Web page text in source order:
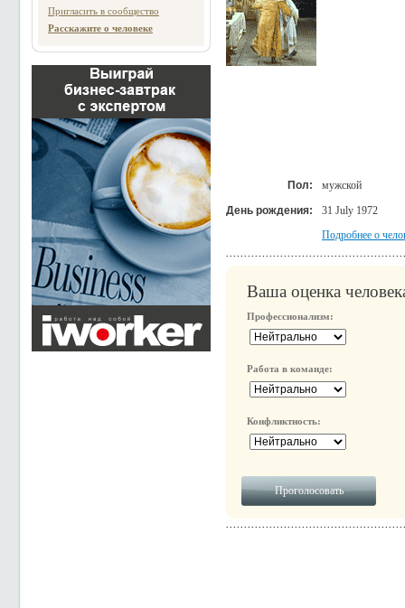
Пригласить в сообщество
Расскажите о человеке
Пол:
мужской
День рождения:
31 July 1972
Подробнее о
Ваша оценка
Профессионализм:
Работа в команде:
Конфликтность: